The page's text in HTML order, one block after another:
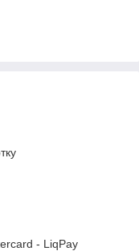
- LiqPay